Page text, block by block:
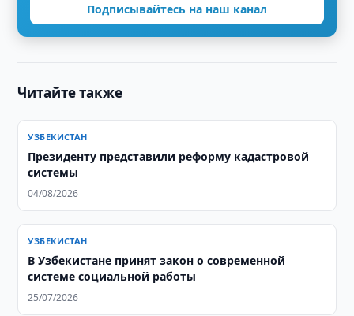
Подписывайтесь на наш канал
Читайте также
УЗБЕКИСТАН
Президенту представили реформу кадастровой
системы
04/08/2026
УЗБЕКИСТАН
В Узбекистане принят закон о современной
системе социальной работы
25/07/2026